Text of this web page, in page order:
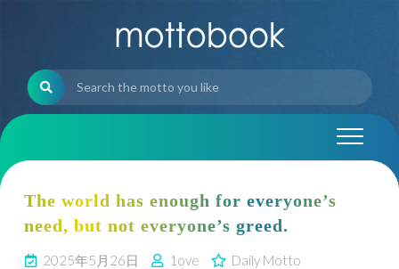
The world has enough for everyone’s
need, but not everyone’s greed.
2025年5月26日 1ove
Daily Motto